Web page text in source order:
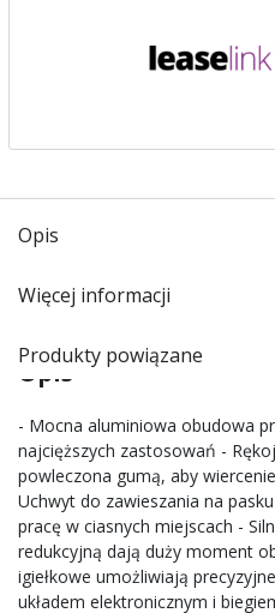
Opis
Więcej informacji
Produkty powiązane
Opis
- Mocna aluminiowa obudowa
najcięższych zastosowań -
powleczona gumą, aby
Uchwyt do zawieszania na
pracę w ciasnych miejscach -
redukcyjną dają duży moment
igiełkowe umożliwiają
układem elektronicznym i